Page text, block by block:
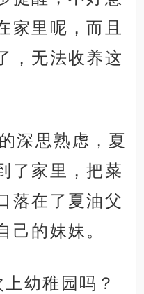
家里呢，而且
，无法收养这
深思熟虑，夏
了家里，把菜
落在了夏油父
己的妹妹。
幼稚园吗？